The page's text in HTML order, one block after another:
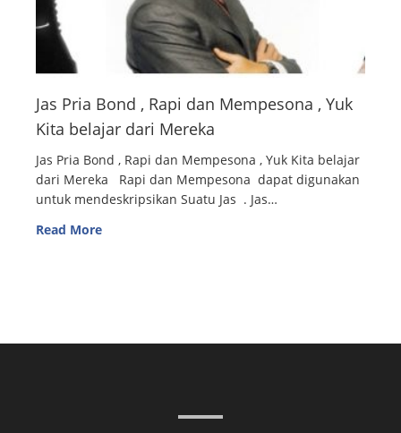
Jas Pria Bond , Rapi dan Mempesona , Yuk
Kita belajar dari Mereka
Jas Pria Bond , Rapi dan Mempesona , Yuk Kita belajar
dari Mereka Rapi dan Mempesona dapat digunakan
untuk mendeskripsikan Suatu Jas . Jas…
Read More